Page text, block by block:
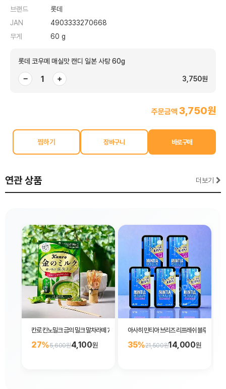
브랜드
롯데
JAN
4903333270668
무게
60 g
롯데 코우메 매실맛 캔디 일본 사탕 60g
− + 3,750원
주문금액 3,750원
찜하기
연관 상품 더보기
칸로 킨노밀크 금의 밀크 말차라떼 70g
27%5,600원4,100원
아사히 민티아 브리즈 리프레쉬 블루 5개 세
35%21,500원14,000원